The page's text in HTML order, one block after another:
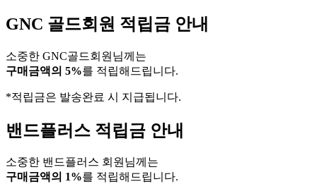
GNC 골드회원 적립금 안내
소중한 GNC골드회원님께는
구매금액의 5%를 적립해드립니다.
*적립금은 발송완료 시 지급됩니다.
밴드플러스 적립금 안내
소중한 밴드플러스 회원님께는
구매금액의 1%를 적립해드립니다.